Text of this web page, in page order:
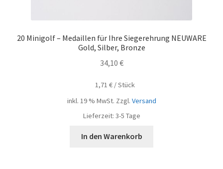
20 Minigolf – Medaillen für Ihre Siegerehrung NEUWARE
Gold, Silber, Bronze
34,10 €
1,71€ /Stück
inkl. 19 % MwSt. Zzgl. Versand
Lieferzeit: 3-5 Tage
In den Warenkorb